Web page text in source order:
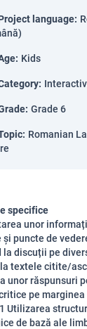
language:
: Kids
:
: Grade 6
: Romanian
specifice
unor
puncte de
discuții pe
textele citite/
unor răspunsuri
pe marginea
Utilizarea
de bază ale